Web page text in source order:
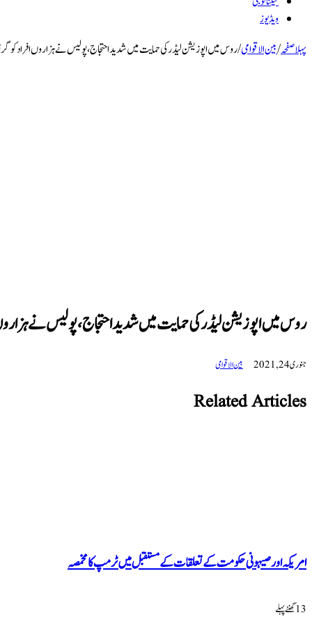
ویڈیوز
پہلا صفحہ/بین الاقوامی/روس میں اپوزیشن لیڈر کی حمایت میں شدید احتجاج، پولیس نے ہزاروں افراد کو
روس میں اپوزیشن لیڈر کی حمایت میں شدید احتجاج، پولیس نے ہزاروں
جنوری 24, 2021 بین الاقوامی
Related Articles
امریکہ اور صیہونی حکومت کے تعلقات کے مستقبل میں ٹرمپ کا مخمصہ
13 گھنٹےپہلے